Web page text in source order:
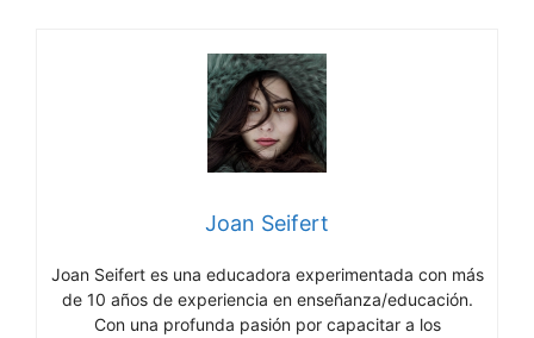
Joan Seifert
Joan Seifert es una educadora experimentada con más
de 10 años de experiencia en enseñanza/educación.
Con una profunda pasión por capacitar a los